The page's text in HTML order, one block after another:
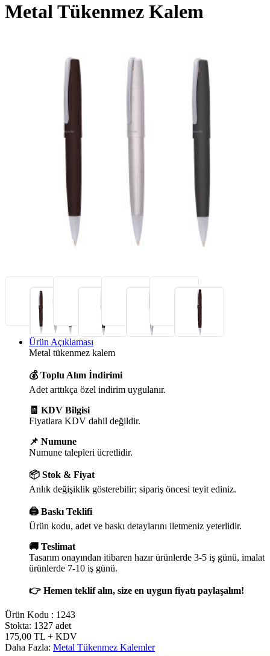
Metal Tükenmez Kalem
Ürün Açıklaması
Metal tükenmez kalem
💰 Toplu Alım İndirimi
Adet arttıkça özel indirim uygulanır.
🧾 KDV Bilgisi
Fiyatlara KDV dahil değildir.
📌 Numune
Numune talepleri ücretlidir.
📦 Stok & Fiyat
Anlık değişiklik gösterebilir; sipariş öncesi teyit ediniz.
🖨️ Baskı Teklifi
Ürün kodu, adet ve baskı detaylarını iletmeniz yeterlidir.
🚚 Teslimat
Tasarım onayından itibaren hazır ürünlerde 3-5 iş günü, imalat
ürünlerde 7-10 iş günü.
👉 Hemen teklif alın, size en uygun fiyatı paylaşalım!
Ürün Kodu : 1243
Stokta: 1327 adet
175,00 TL + KDV
Daha Fazla: Metal Tükenmez Kalemler